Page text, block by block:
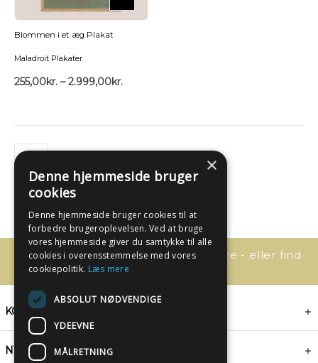
Blommen i et æg Plakat
Maladroit Plakater
255,00kr. – 2.999,00kr.
Har du spørgsmål, så kontakt os bare - eller find
svaret her:
KONTAKT
NYHEDSBREV
×
Denne hjemmeside bruger
cookies
Denne hjemmeside bruger cookies til at
forbedre brugeroplevelsen. Ved at bruge
vores hjemmeside giver du samtykke til alle
cookies i overensstemmelse med vores
cookiepolitik. Læs mere
ABSOLUT NØDVENDIGE
YDEEVNE
MÅLRETNING